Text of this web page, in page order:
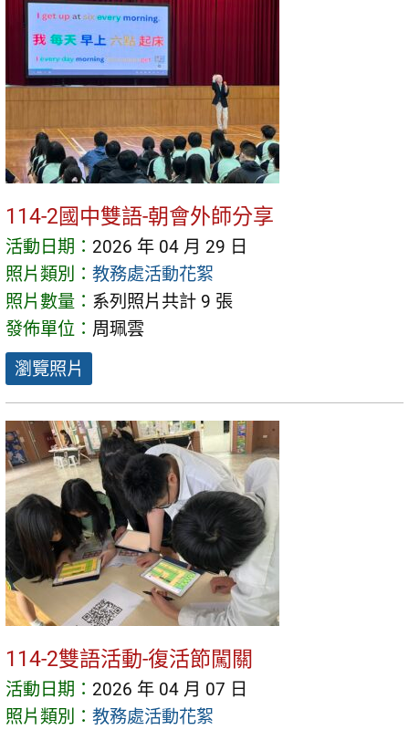
114-2國中雙語-朝會外師分享
活動日期： 2026 年 04 月 29 日
照片類別： 教務處活動花絮
照片數量： 系列照片共計 9 張
發佈單位： 周珮雲
瀏覽照片
114-2雙語活動-復活節闖關
活動日期： 2026 年 04 月 07 日
照片類別： 教務處活動花絮